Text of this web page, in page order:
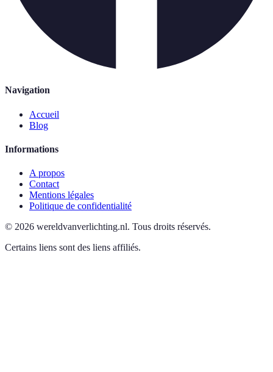
Navigation
Accueil
Blog
Informations
A propos
Contact
Mentions légales
Politique de confidentialité
© 2026 wereldvanverlichting.nl. Tous droits réservés.
Certains liens sont des liens affiliés.